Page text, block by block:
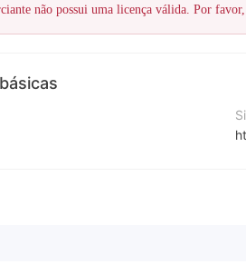
não possui uma licença válida. Por favor,